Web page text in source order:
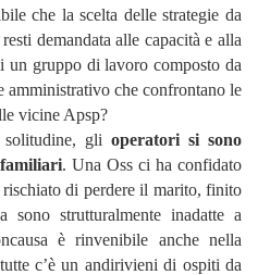
che la scelta delle strategie da
demandata alle capacità e alla
un gruppo di lavoro composto da
amministrativo che confrontano le
vicine Apsp?
gli operatori si sono
. Una Oss ci ha confidato
di perdere il marito, finito
sono strutturalmente inadatte a
è rinvenibile anche nella
c’è un andirivieni di ospiti da